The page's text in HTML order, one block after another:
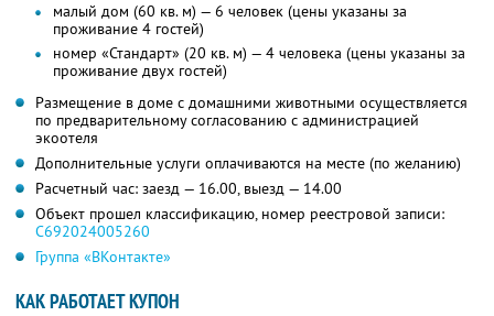
малый дом (60 кв. м) — 6 человек (цены указаны за
проживание 4 гостей)
номер «Стандарт» (20 кв. м) — 4 человека (цены указаны за
проживание двух гостей)
Размещение в доме с домашними животными осуществляется
по предварительному согласованию с администрацией
экоотеля
Дополнительные услуги оплачиваются на месте (по желанию)
Расчетный час: заезд — 16.00, выезд — 14.00
Объект прошел классификацию, номер реестровой записи:
С692024005260
Группа «ВКонтакте»
КАК РАБОТАЕТ КУПОН